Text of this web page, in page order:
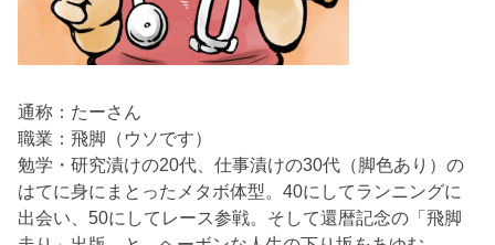
通称：たーさん
職業：飛脚（ウソです）
勉学・研究漬けの20代、仕事漬けの30代（脚色あり）の
はてに身にまとったメタボ体型。40にしてランニングに
出会い、50にしてレース参戦。そして還暦記念の「飛脚